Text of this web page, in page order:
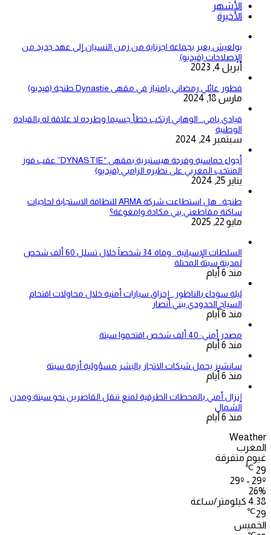
الأشهر
الأخيرة
بولعيش يعبر بجماعة اجزناية من زمن النسيان إلى عهد جديد من
الإصلاحات (فيديو)
أبريل 4, 2023
فطور عائلي رمضاني بامتياز في مقهى Dynastie طنجة (فيديو)
مارس 18, 2024
قيادي بامي.. الوهابي ارتكب خطأ جسيما وطرده لا علاقة له بالقيادة
الوطنية
سبتمبر 24, 2024
أجواء حماسية وفرحة هيستيرية بمقهى “DYNASTIE” عقب فوز
المنتخب المغربي على نظيره الزامبي (فيديو)
يناير 25, 2024
طنجة.. هل استطاعت شركة ARMA للنظافة الاستجابة لحاجيات
ساكنة مقاطعتي بني مكادة وامغوغة؟
مايو 22, 2025
السلطات الإسبانية.. وفاة 34 شخصاً خلال تسلل 60 ألف شخص
لمدينة سبتة المحتلة
منذ 6 أيام
ليلة سوداء بالناظور.. إحراق سيارات أمنية خلال محاولات اقتحام
السياج الحدودي ببني أنصار
منذ 6 أيام
مصدر أمني: 40 ألف شخص اقتحموا سبتة
منذ 6 أيام
سانشيز يحمل شبكات الاتجار بالبشر مسؤولية أزمة سبتة
منذ 6 أيام
إنزال أمني بالمحطات الطرقية لمنع تنقل القاصرين نحو سبتة ومدن
الشمال
منذ 6 أيام
Weather
المغرب
غيوم متفرقة
29
℃
29º - 29º
26%
4.38 كيلومتر/ساعة
29
℃
الخميس